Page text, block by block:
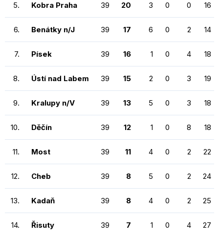
5. Kobra Praha 39 20 3 0 0 16
6. Benátky n/J 39 17 6 0 2 14
7. Písek 39 16 1 0 4 18
8. Ústí nad Labem 39 15 2 0 3 19
9. Kralupy n/V 39 13 5 0 3 18
10. Děčín 39 12 1 0 8 18
11. Most 39 11 4 0 2 22
12. Cheb 39 8 5 0 2 24
13. Kadaň 39 8 4 0 2 25
14. Řisuty 39 7 1 0 4 27